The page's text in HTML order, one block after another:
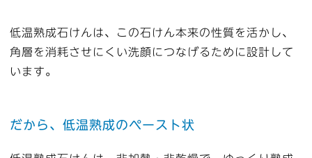
低温熟成石けんは、この石けん本来の性質を活かし、
角層を消耗させにくい洗顔につなげるために設計して
います。
だから、低温熟成のペースト状